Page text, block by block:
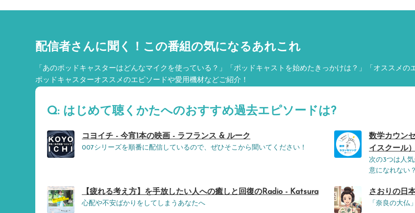
配信者さんに聞く！ この番組の気になるあれこれ
「あのポッドキャスターはどんなマイクを使っている？」「ポッドキャストを始めたきっかけは？」「オススメの
ポッドキャスターオススメのエピソードや愛用機材などご紹介！
Q: はじめて聴くかたへのおすすめ過去エピソードは?
コヨイチ - 今宵1本の映画 - ラフランス & ルーク
007シリーズを順番に配信しているので、ぜひそこから聞いてください！
数学カウン
イスクール
次の3つは人
意になれない
【疲れる考え方】を手放したい人への癒しと回復のRadio - Katsura
心配や不安ばかりをしてしまうあなたへ
さおりの日
「奈良の大仏